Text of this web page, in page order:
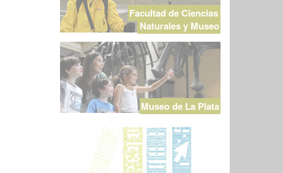
Facultad de Ciencias
Naturales y Museo
Museo de La Plata